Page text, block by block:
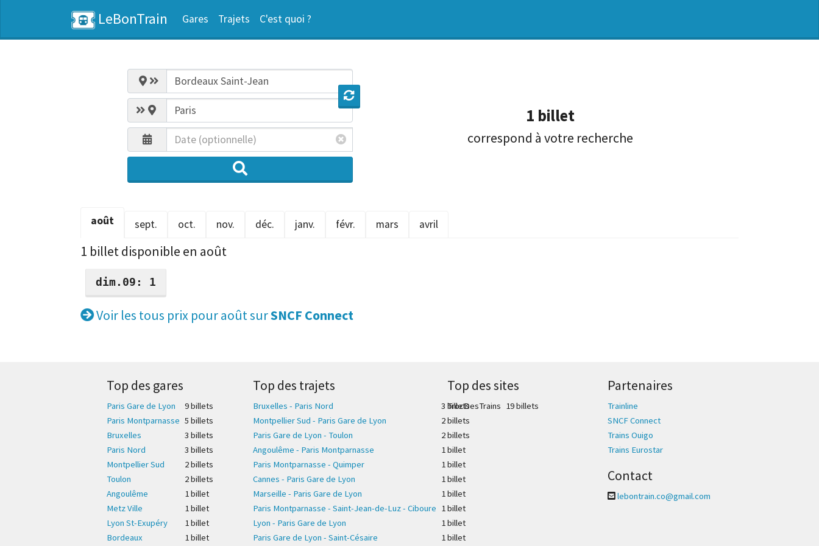
LeBonTrain Gares Trajets C'est quoi ?
1 billet
correspond à votre recherche
août sept. oct. nov. déc. janv. févr. mars avril
1 billet disponible en août
dim.09: 1
Voir les tous prix pour août surSNCF Connect
Top des gares
Paris Gare de Lyon 9 billets
Paris Montparnasse 5 billets
Bruxelles
3 billets
Paris Nord
3 billets
Montpellier Sud
2 billets
Toulon
2 billets
Angoulême
1 billet
Metz Ville
1 billet
Lyon St-Exupéry
1 billet
Bordeaux
1 billet
Top des trajets
Bruxelles - Paris Nord 3 billets
Montpellier Sud - Paris Gare de Lyon
2 billets
Paris Gare de Lyon - Toulon
2 billets
Angoulême - Paris Montparnasse
1 billet
Paris Montparnasse - Quimper
1 billet
Cannes - Paris Gare de Lyon
1 billet
Marseille - Paris Gare de Lyon
1 billet
Paris Montparnasse - Saint-Jean-de-Luz - Ciboure 1 billet
Lyon - Paris Gare de Lyon
1 billet
Paris Gare de Lyon - Saint-Césaire
1 billet
Top des sites
TrocDesTrains 19 billets
Partenaires
Trainline
SNCF Connect
Trains Ouigo
Trains Eurostar
Contact
lebontrain.co@gmail.com